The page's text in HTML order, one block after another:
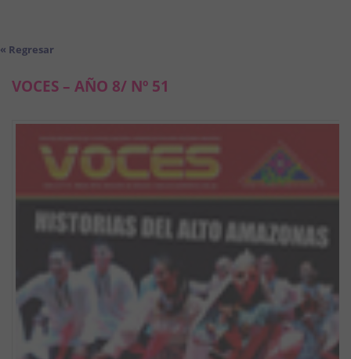
« Regresar
VOCES – AÑO 8/ Nº 51